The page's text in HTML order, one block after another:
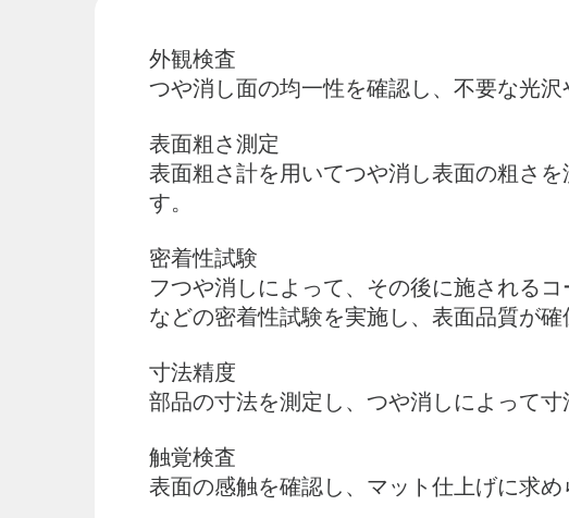
外観検査
つや消し面の均一性を確認し、不要な光沢
表面粗さ測定
表面粗さ計を用いてつや消し表面の粗さ
す。
密着性試験
フつや消しによって、その後に施される
などの密着性試験を実施し、表面品質が確
寸法精度
部品の寸法を測定し、つや消しによって
触覚検査
表面の感触を確認し、マット仕上げに求